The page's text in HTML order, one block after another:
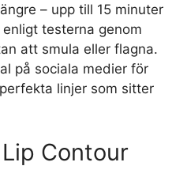
– upp till 15 minuter
testerna genom
att smula eller flagna.
på sociala medier för
linjer som sitter
Contour